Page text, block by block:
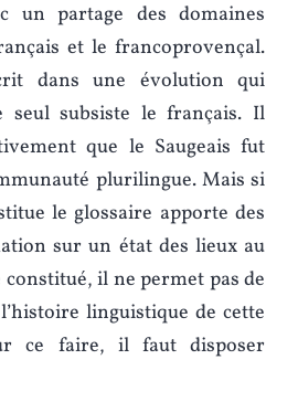
un partage des domaines
et le francoprovençal.
dans une évolution qui
seul subsiste le français. Il
que le Saugeais fut
plurilingue. Mais si
le glossaire apporte des
sur un état des lieux au
il ne permet pas de
linguistique de cette
ce faire, il faut disposer